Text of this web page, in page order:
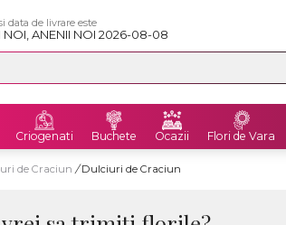
data de livrare este
NOI, ANENII NOI 2026-08-08
Criogenati Buchete Ocazii Flori de Vara
de Craciun / Dulciuri de Craciun